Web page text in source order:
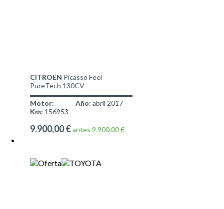
CITROEN Picasso Feel
PureTech 130CV
Motor: Año: abril 2017
Km: 156953
9.900,00 €antes 9.900,00 €